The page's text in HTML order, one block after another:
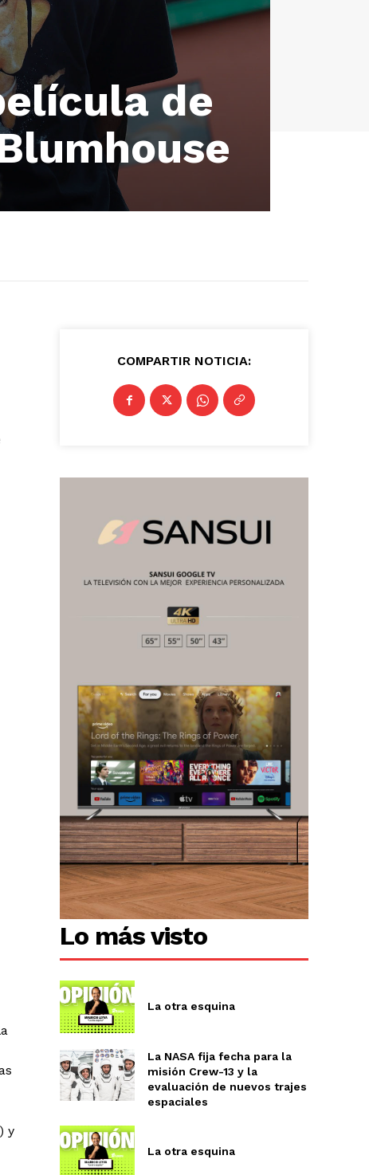
de
y
COMPARTIR NOTICIA:
Lo más visto
La otra esquina
La NASA fija fecha para la
misión Crew-13 y la
evaluación de nuevos trajes
espaciales
La otra esquina